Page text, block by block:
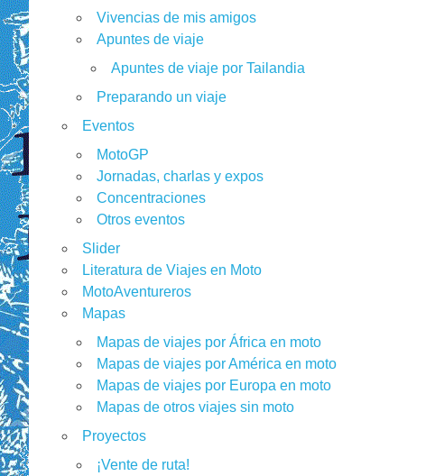
Vivencias de mis amigos
Apuntes de viaje
Apuntes de viaje por Tailandia
Preparando un viaje
Eventos
MotoGP
Jornadas, charlas y expos
Concentraciones
Otros eventos
Slider
Literatura de Viajes en Moto
MotoAventureros
Mapas
Mapas de viajes por África en moto
Mapas de viajes por América en moto
Mapas de viajes por Europa en moto
Mapas de otros viajes sin moto
Proyectos
¡Vente de ruta!